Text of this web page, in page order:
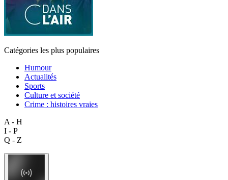
Catégories les plus populaires
Humour
Actualités
Sports
Culture et société
Crime : histoires vraies
A - H
I - P
Q - Z